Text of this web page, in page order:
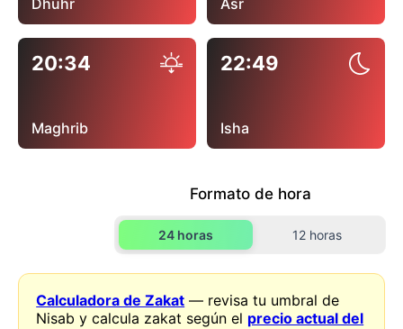
20:34
Maghrib
22:49
Isha
Formato de hora
24 horas 12 horas
Calculadora de Zakat — revisa tu umbral de
Nisab y calcula zakat según el precio actual del